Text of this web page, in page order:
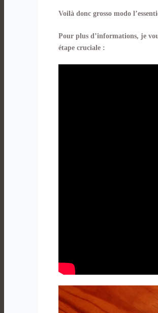
Voilà donc grosso modo
Pour plus d’informations, je
étape cruciale :